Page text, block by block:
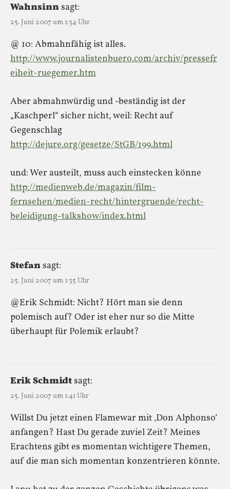
Wahnsinnsagt:
25. Juni 2007 um 1:34 Uhr
@ 10: Abmahnfähig ist alles.
http://www.journalistenbuero.com/archiv/pressefr
eiheit-ruegemer.htm
Aber abmahnwürdig und -beständig ist der
„Kaschperl“ sicher nicht, weil: Recht auf
Gegenschlag
http://dejure.org/gesetze/StGB/199.html
und: Wer austeilt, muss auch einstecken könne
http://medienweb.de/magazin/film-
fernsehen/medien-recht/hintergruende/recht-
beleidigung-talkshow/index.html
Stefansagt:
25. Juni 2007 um 1:35 Uhr
@Erik Schmidt: Nicht? Hört man sie denn
polemisch auf? Oder ist eher nur so die Mitte
überhaupt für Polemik erlaubt?
Erik Schmidtsagt:
25. Juni 2007 um 1:41 Uhr
Willst Du jetzt einen Flamewar mit ‚Don Alphonso‘
anfangen? Hast Du gerade zuviel Zeit? Meines
Erachtens gibt es momentan wichtigere Themen,
auf die man sich momentan konzentrieren könnte.